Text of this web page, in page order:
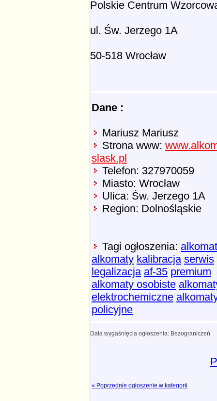
Polskie Centrum
ul. Św. Jerzego 1A
50-518 Wrocław
Dane :
Mariusz Mariusz
Strona www:
slask.pl
Telefon: 327970059
Miasto: Wrocław
Ulica: Św. Jerzego 1A
Region: Dolnośląskie
Tagi ogłoszenia: alkomat
alkomaty kalibracja serwis
legalizacja af-35 premium
alkomaty osobiste
elektrochemiczne
policyjne
Data wygaśnięcia ogłoszenia: Bezograniczeń
« Poprzednie ogłoszenie w kategorii